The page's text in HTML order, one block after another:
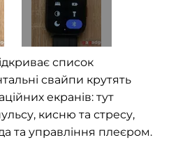
список
свайпи крутять
екранів: тут
кисню та стресу,
та управління плеєром.